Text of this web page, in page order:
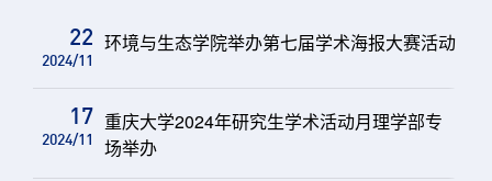
22
2024/11
环境与生态学院举办第七届学术海报大赛活动
17
2024/11
重庆大学2024年研究生学术活动月理学部专
场举办